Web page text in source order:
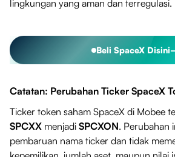
lingkungan yang aman dan terregulasi.
Beli SpaceX Disini
Catatan: Perubahan Ticker SpaceX
Ticker token saham SpaceX di Mobee
SPCXX menjadi SPCXON. Perubahan
pembaruan nama ticker dan tidak